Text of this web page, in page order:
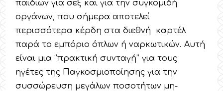
παιδιών για σεξ και για την συγκομιδή
οργάνων, που σήμερα αποτελεί
περισσότερα κέρδη στα διεθνή καρτέλ
παρά το εμπόριο όπλων ή ναρκωτικών. Αυτή
είναι μια ‘’πρακτική συνταγή’’ για τους
ηγέτες της Παγκοσμιοποίησης για την
συσσώρευση μεγάλων ποσοτήτων μη-